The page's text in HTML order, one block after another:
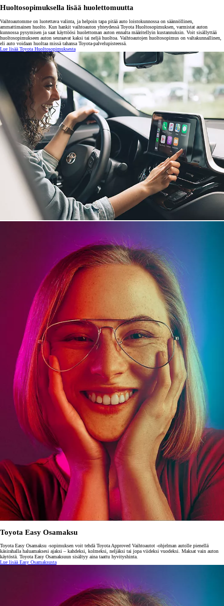
Huoltosopimuksella lisää huolettomuutta
Vaihtoautomme on luotettava valinta, ja helpoin tapa pitää auto loistokunnossa on säännöllinen,
ammattimainen huolto. Kun hankit vaihtoauton yhteydessä Toyota Huoltosopimuksen, varmistat auton
kunnossa pysymisen ja saat käyttöösi huolettoman auton ennalta määritellyin kustannuksin. Voit sisällyttää
huoltosopimukseen auton seuraavat kaksi tai neljä huoltoa. Vaihtoautojen huoltosopimus on valtakunnallinen,
eli auto voidaan huoltaa missä tahansa Toyota-palvelupisteessä.
Lue lisää Toyota Huoltosopimuksesta
Toyota Easy Osamaksu
Toyota Easy Osamaksu -sopimuksen voit tehdä Toyota Approved Vaihtoautot -ohjelman autolle pienellä
käsirahalla haluamaksesi ajaksi – kahdeksi, kolmeksi, neljäksi tai jopa viideksi vuodeksi. Maksat vain auton
käytöstä. Toyota Easy Osamaksuun sisältyy aina taattu hyvityshinta.
Lue lisää Easy Osamaksusta